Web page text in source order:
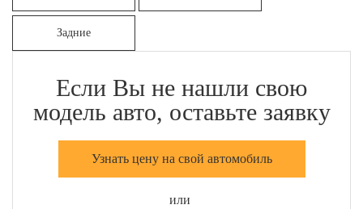
Задние
Если Вы не нашли свою
модель авто, оставьте заявку
Узнать цену на свой автомобиль
или